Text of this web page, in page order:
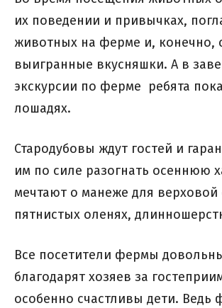
их поведении и привычках,
животных на ферме и, конечно,
выигранные вкусняшки. А в
экскурсии по ферме ребята
лошадях.
Стародубовы ждут гостей и
им по силе разогнать осеннюю
мечтают о манеже для верховой
пятнистых оленях,
Все посетители фермы
благодарят хозяев за
особенно счастливы дети. Ведь